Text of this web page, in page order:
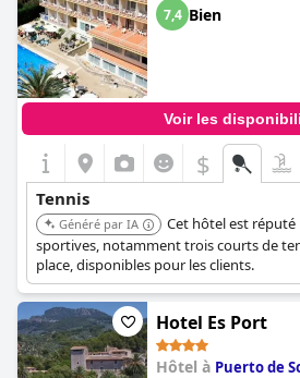
7,4 Bien
Voir les
$
Tennis
Généré par IA
Cet hôtel est
sportives, notamment trois courts de
place, disponibles pour les clients.
Hotel Es Port
Hôtel à Puerto de